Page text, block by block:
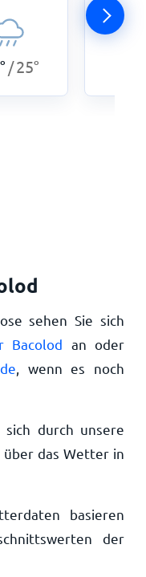
° /25°
sehen Sie sich
Bacolod an oder
, wenn es noch
durch unsere
das Wetter in
basieren
der